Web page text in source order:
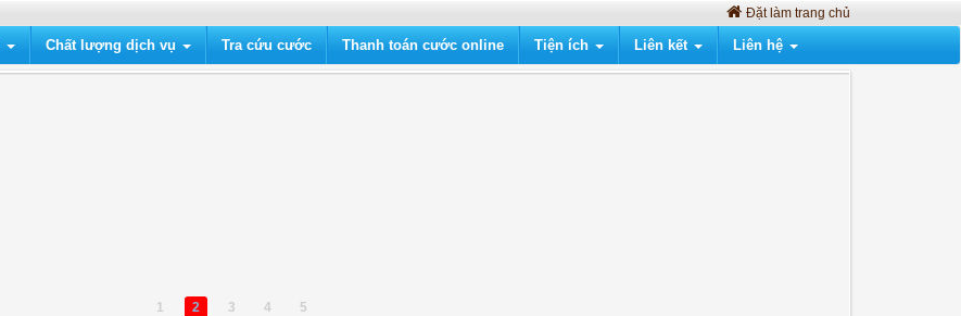
Đặt làm trang chủ
Chất lượng dịch vụ Tra cứu cước Thanh toán cước online Tiện ích Liên kết Liên hệ
1 2 3 4 5